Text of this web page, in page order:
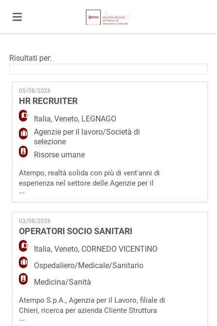
Offerte
di
lavoro
Carica
il
CV
Login
Lingua
EN
FR
IT
Risultati per:
05/08/2026
HR RECRUITER
Italia,Veneto, LEGNAGO
Agenzie per il lavoro/Società di
selezione
Risorse umane
Atempo, realtà solida con più di vent'anni di
esperienza nel settore delle Agenzie per il
Lavoro, ricerca un/a HR Recruiter per
contribuire allo sviluppo della nuova filiale di
Legnago (VR). Siamo alla ricerca di un profilo
curioso e proattivo, caratterizzato da una forte
attitudine relazionale e dalla passione per il
mondo HR, con interesse a svi
...
03/08/2026
OPERATORI SOCIO SANITARI
Italia,Veneto, CORNEDO VICENTINO
Ospedaliero/Medicale/Sanitario
Medicina/Sanità
Atempo S.p.A., Agenzia per il Lavoro, filiale di
Chieri, ricerca per azienda Cliente Struttura
Sanitaria, un/a Operatore Socio Sanitario. Il/la
...